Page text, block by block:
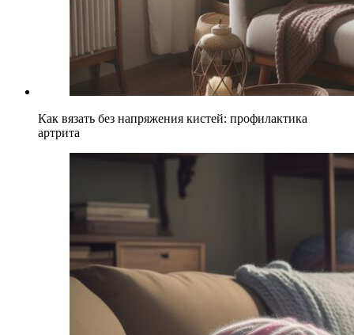
Как вязать без напряжения кистей: профилактика
артрита